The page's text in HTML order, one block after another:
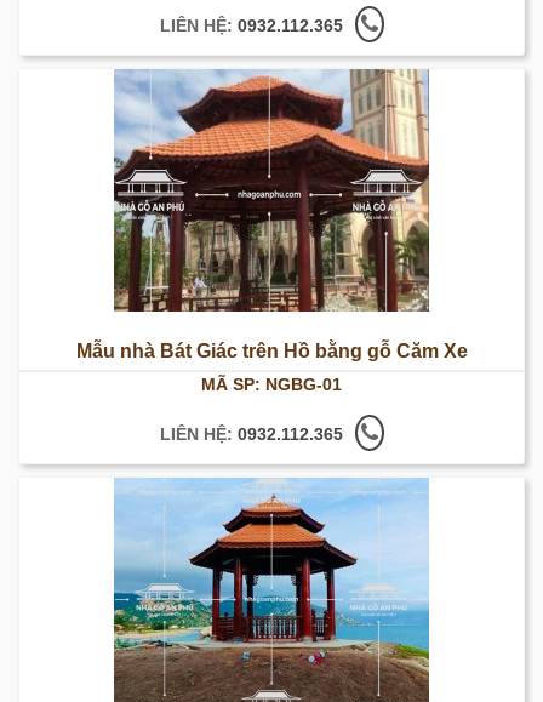
LIÊN HỆ: 0932.112.365
Mẫu nhà Bát Giác trên Hồ bằng gỗ Căm Xe
MÃ SP: NGBG-01
LIÊN HỆ: 0932.112.365